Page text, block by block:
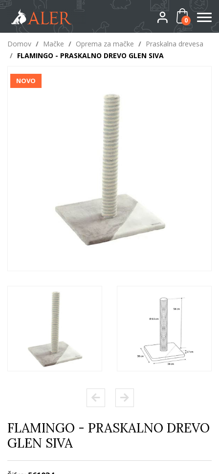
0
Domov / Mačke / Oprema za mačke / Praskalna drevesa
/ FLAMINGO - PRASKALNO DREVO GLEN SIVA
NOVO
FLAMINGO - PRASKALNO DREVO
GLEN SIVA